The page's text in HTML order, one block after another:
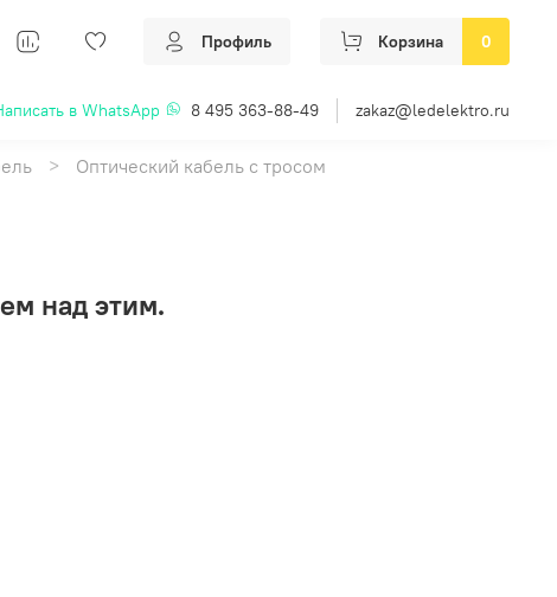
Профиль Корзина 0
в WhatsApp 8 495 363-88-49 zakaz@ledelektro.ru
Оптический кабель с тросом
над этим.